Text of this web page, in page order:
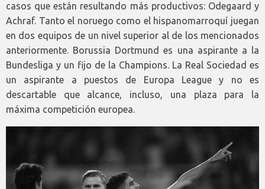
casos que están resultando más productivos: Odegaard y
Achraf. Tanto el noruego como el hispanomarroquí juegan
en dos equipos de un nivel superior al de los mencionados
anteriormente. Borussia Dortmund es una aspirante a la
Bundesliga y un fijo de la Champions. La Real Sociedad es
un aspirante a puestos de Europa League y no es
descartable que alcance, incluso, una plaza para la
máxima competición europea.